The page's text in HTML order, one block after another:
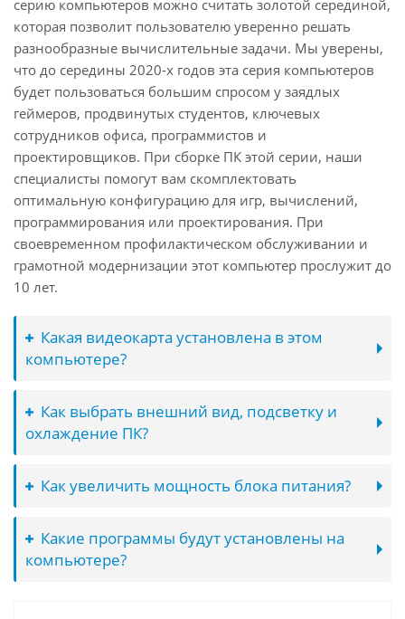
серию компьютеров можно считать золотой серединой,
которая позволит пользователю уверенно решать
разнообразные вычислительные задачи. Мы уверены,
что до середины 2020-х годов эта серия компьютеров
будет пользоваться большим спросом у заядлых
геймеров, продвинутых студентов, ключевых
сотрудников офиса, программистов и
проектировщиков. При сборке ПК этой серии, наши
специалисты помогут вам скомплектовать
оптимальную конфигурацию для игр, вычислений,
программирования или проектирования. При
своевременном профилактическом обслуживании и
грамотной модернизации этот компьютер прослужит до
10 лет.
Какая видеокарта установлена в этом
компьютере?
Как выбрать внешний вид, подсветку и
охлаждение ПК?
Как увеличить мощность блока питания?
Какие программы будут установлены на
компьютере?